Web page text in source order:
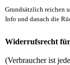
Grundsätzlich reichen
Info und danach die
Widerrufsrecht
(Verbraucher ist